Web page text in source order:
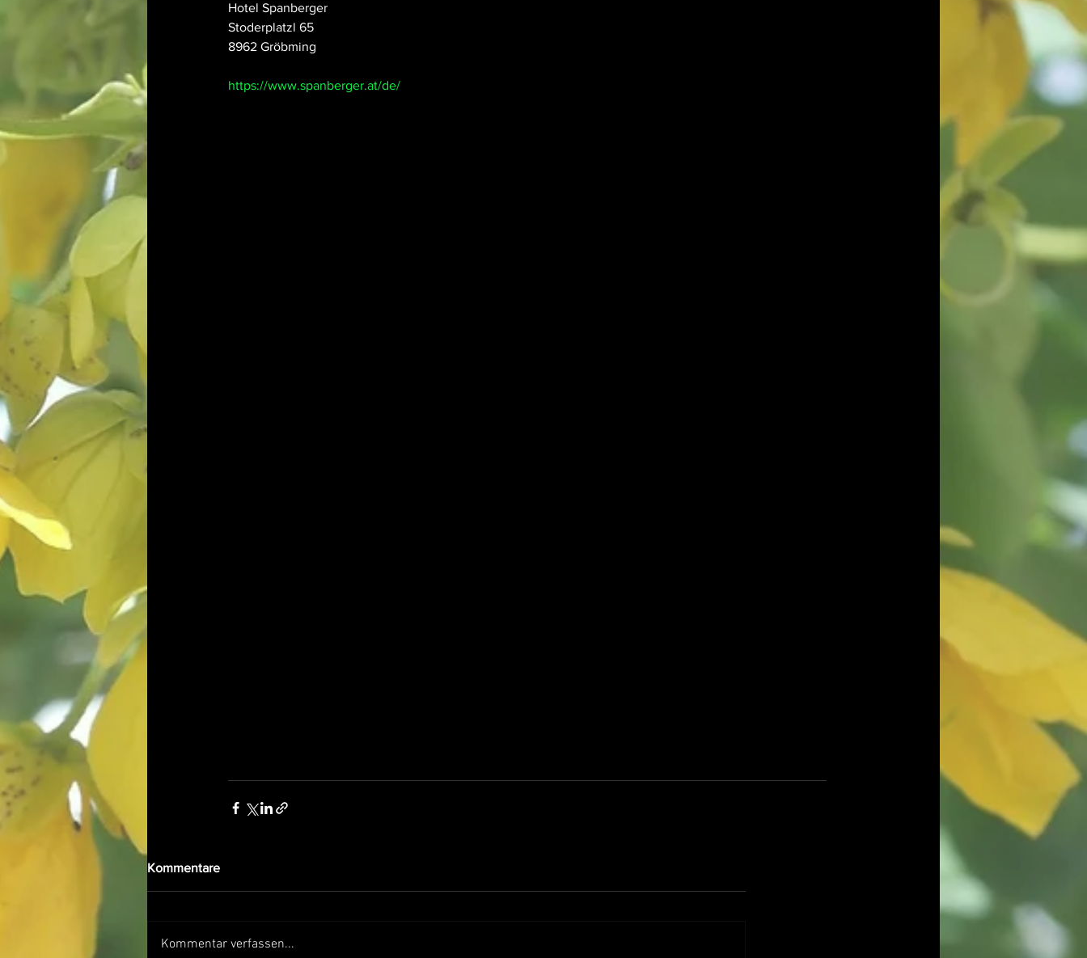
Hotel Spanberger
Stoderplatzl 65
8962 Gröbming
https://www.spanberger.at/de/
Kommentare
Kommentar verfassen...